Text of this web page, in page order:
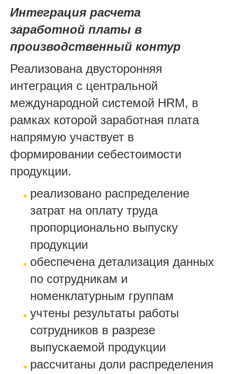
Интеграция расчета
заработной платы в
производственный контур
Реализована двусторонняя
интеграция с центральной
международной системой HRM, в
рамках которой заработная плата
напрямую участвует в
формировании себестоимости
продукции.
реализовано распределение
затрат на оплату труда
пропорционально выпуску
продукции
обеспечена детализация данных
по сотрудникам и
номенклатурным группам
учтены результаты работы
сотрудников в разрезе
выпускаемой продукции
рассчитаны доли распределения